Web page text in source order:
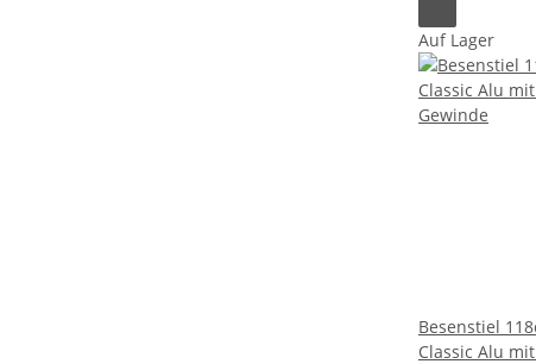
Auf Lager
Besenstiel
Classic Alu